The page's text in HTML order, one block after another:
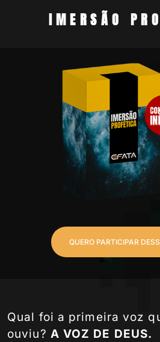
IMERSÃO
QUERO PARTICIPAR
Qual foi a primeira voz
ouviu? A VOZ DE DEUS.